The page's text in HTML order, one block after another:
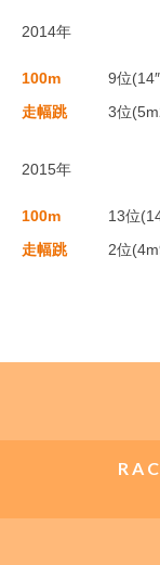
2014年
100m
9位
走幅跳
3位
2015年
100m
13位
走幅跳
2位